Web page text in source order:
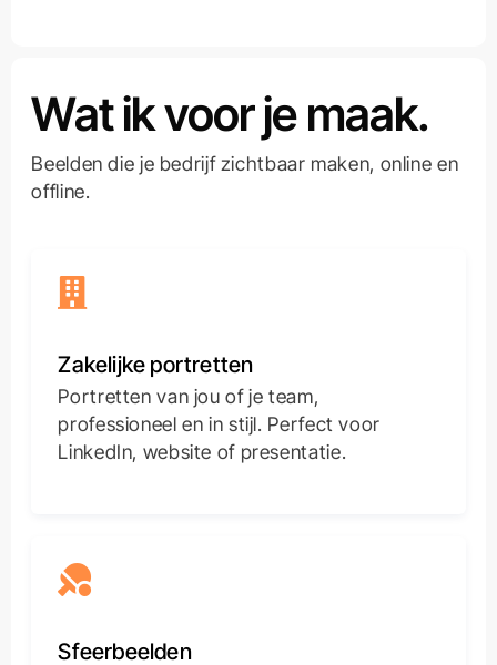
Wat ik voor je maak.
Beelden die je bedrijf zichtbaar maken, online en
offline.
Zakelijke portretten
Portretten van jou of je team,
professioneel en in stijl. Perfect voor
LinkedIn, website of presentatie.
Sfeerbeelden